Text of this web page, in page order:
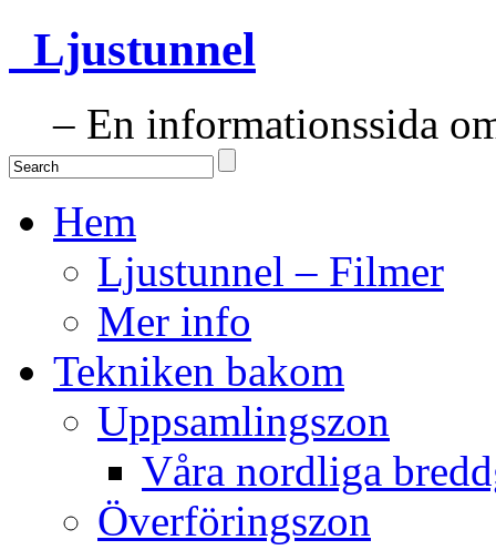
Ljustunnel
– En informationssida
Hem
Ljustunnel – Filmer
Mer info
Tekniken bakom
Uppsamlingszon
Våra nordliga
Överföringszon